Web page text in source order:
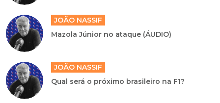
JOÃO NASSIF
Mazola Júnior no ataque (ÁUDIO)
JOÃO NASSIF
Qual será o próximo brasileiro na F1?